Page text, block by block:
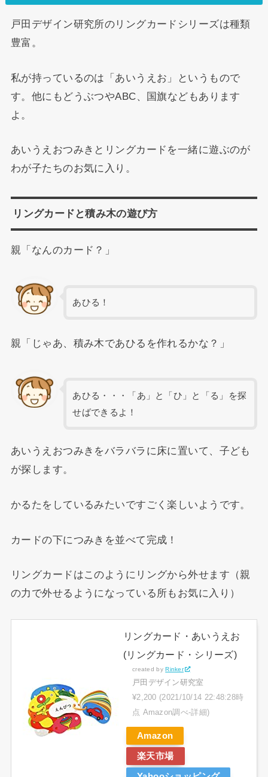
戸田デザイン研究所のリングカードシリーズは種類
豊富。
私が持っているのは「あいうえお」というもので
す。他にもどうぶつやABC、国旗などもあります
よ。
あいうえおつみきとリングカードを一緒に遊ぶのが
わが子たちのお気に入り。
リングカードと積み木の遊び方
親「なんのカード？」
あひる！
親「じゃあ、積み木であひるを作れるかな？」
あひる・・・「あ」と「ひ」と「る」を探
せばできるよ！
あいうえおつみきをバラバラに床に置いて、子ども
が探します。
かるたをしているみたいですごく楽しいようです。
カードの下につみきを並べて完成！
リングカードはこのようにリングから外せます（親
の力で外せるようになっている所もお気に入り）
リングカード・あいうえお
(リングカード・シリーズ)
created byRinker
戸田デザイン研究室
¥2,200 (2021/10/14 22:48:28時
点 Amazon調べ-詳細)
Amazon
楽天市場